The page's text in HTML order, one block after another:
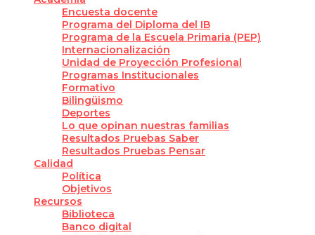
Encuesta docente
Programa del Diploma del IB
Programa de la Escuela Primaria (PEP)
Internacionalización
Unidad de Proyección Profesional
Programas Institucionales
Formativo
Bilingüismo
Deportes
Lo que opinan nuestras familias
Resultados Pruebas Saber
Resultados Pruebas Pensar
Calidad
Política
Objetivos
Recursos
Biblioteca
Banco digital